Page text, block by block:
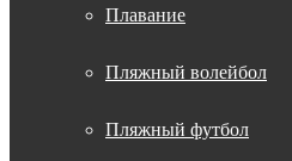
Плавание
Пляжный волейбол
Пляжный футбол